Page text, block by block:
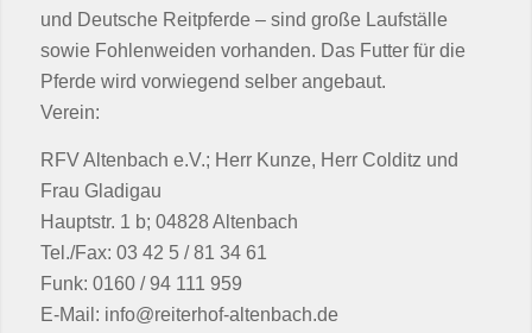
und Deutsche Reitpferde – sind große Laufställe
sowie Fohlenweiden vorhanden. Das Futter für die
Pferde wird vorwiegend selber angebaut.
Verein:
RFV Altenbach e.V.; Herr Kunze, Herr Colditz und
Frau Gladigau
Hauptstr. 1 b; 04828 Altenbach
Tel./Fax: 03 42 5 / 81 34 61
Funk: 0160 / 94 111 959
E-Mail: info@reiterhof-altenbach.de